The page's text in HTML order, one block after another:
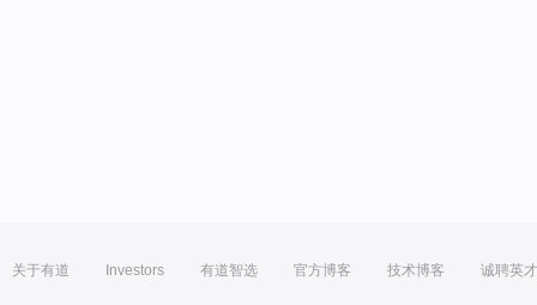
关于有道 Investors 有道智选 官方博客 技术博客 诚聘英才